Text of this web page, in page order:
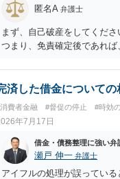
匿名A 弁護士
まず、自己破産をしてくだ
つまり、免責確定後であれば
済した借金についての
費者金融 #督促の停止 #時効
年7月17日
借金・債務整理に強い弁
瀬戸 伸一 弁護士
アイフルの処理が誤ってい